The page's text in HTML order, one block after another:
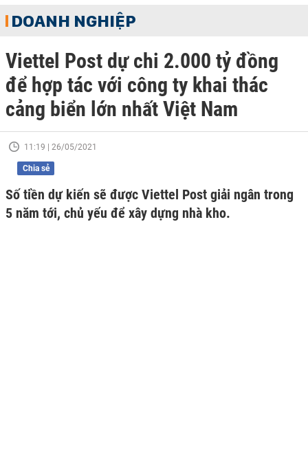
DOANH NGHIỆP
Viettel Post dự chi 2.000 tỷ đồng
để hợp tác với công ty khai thác
cảng biển lớn nhất Việt Nam
11:19 | 26/05/2021
Chia sẻ
Số tiền dự kiến sẽ được Viettel Post giải ngân trong
5 năm tới, chủ yếu để xây dựng nhà kho.